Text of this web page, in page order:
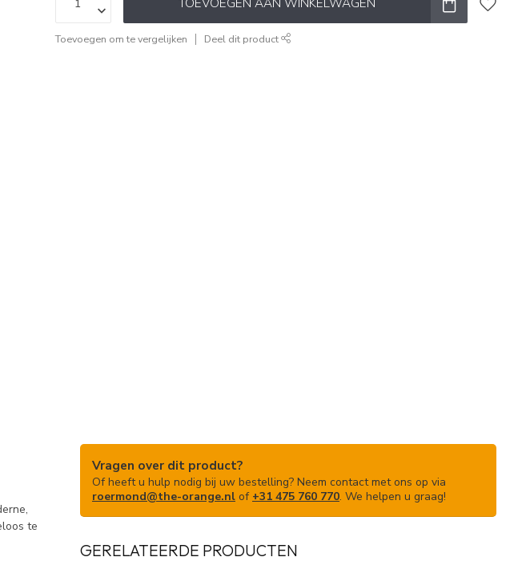
Toevoegen om te vergelijken Deel dit product
te
Vragen over dit product?
Of heeft u hulp nodig bij uw bestelling? Neem contact met ons op via
roermond@the-orange.nl of +31 475 760 770. We helpen u graag!
GERELATEERDE PRODUCTEN